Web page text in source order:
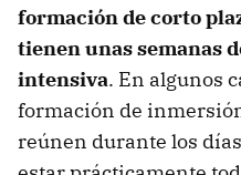
formación de corto
tienen unas semanas
intensiva. En algunos
formación de
reúnen durante los